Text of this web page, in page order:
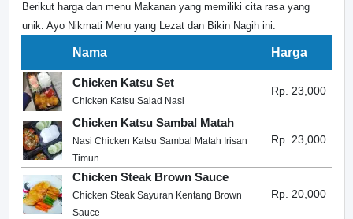
Berikut harga dan menu Makanan yang memiliki cita rasa yang
unik. Ayo Nikmati Menu yang Lezat dan Bikin Nagih ini.
Nama Harga
Chicken Katsu Set
Chicken Katsu Salad Nasi
Rp. 23,000
Chicken Katsu Sambal Matah
Nasi Chicken Katsu Sambal Matah Irisan
Timun
Rp. 23,000
Chicken Steak Brown Sauce
Chicken Steak Sayuran Kentang Brown
Sauce
Rp. 20,000